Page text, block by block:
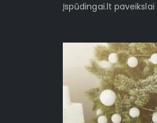
Įspūdingai.lt